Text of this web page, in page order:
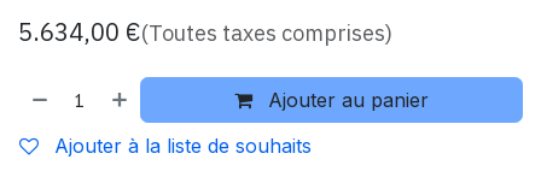
5.634,00 €(Toutes taxes comprises)
Ajouter au panier
Ajouter à la liste de souhaits